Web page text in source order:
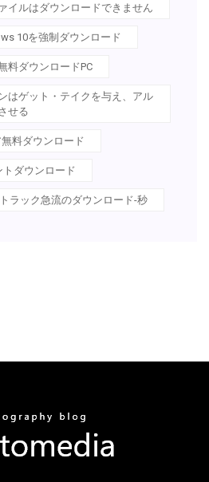
イルはダウンロードできません
10を強制ダウンロード
料ダウンロードPC
はゲット・テイクを与え、アル
せる
料ダウンロード
ダウンロード
ラック急流のダウンロード-秒